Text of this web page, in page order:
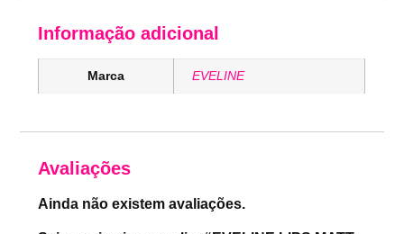
Informação adicional
Marca EVELINE
Avaliações
Ainda não existem avaliações.